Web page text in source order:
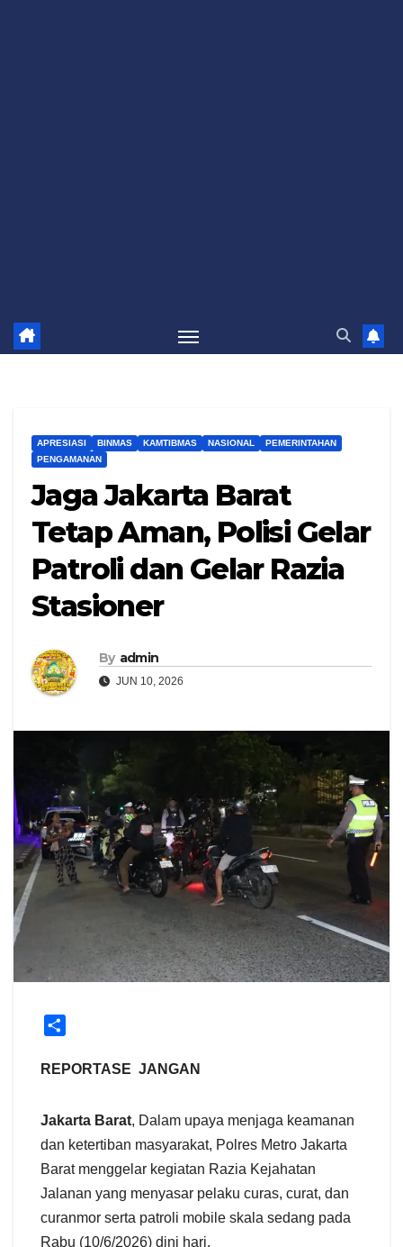
APRESIASI BINMAS KAMTIBMAS NASIONAL
PEMERINTAHAN
PENGAMANAN
Jaga Jakarta Barat
Tetap Aman, Polisi Gelar
Patroli dan Gelar Razia
Stasioner
By admin
JUN 10, 2026
a
REPORTASE JANGAN
Jakarta Barat, Dalam upaya menjaga keamanan
dan ketertiban masyarakat, Polres Metro Jakarta
Barat menggelar kegiatan Razia Kejahatan
Jalanan yang menyasar pelaku curas, curat, dan
curanmor serta patroli mobile skala sedang pada
Rabu (10/6/2026) dini hari.